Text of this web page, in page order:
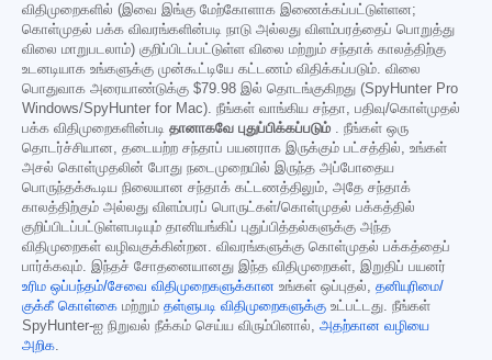
விதிமுறைகளில் (இவை இங்கு மேற்கோளாக இணைக்கப்பட்டுள்ளன;
கொள்முதல் பக்க விவரங்களின்படி நாடு அல்லது விளம்பரத்தைப் பொறுத்து
விலை மாறுபடலாம்) குறிப்பிடப்பட்டுள்ள விலை மற்றும் சந்தாக் காலத்திற்கு
உடனடியாக உங்களுக்கு முன்கூட்டியே கட்டணம் விதிக்கப்படும். விலை
பொதுவாக அரையாண்டுக்கு $79.98 இல் தொடங்குகிறது (SpyHunter Pro
Windows/SpyHunter for Mac). நீங்கள் வாங்கிய சந்தா, பதிவு/கொள்முதல்
பக்க விதிமுறைகளின்படி தானாகவே புதுப்பிக்கப்படும் . நீங்கள் ஒரு
தொடர்ச்சியான, தடையற்ற சந்தாப் பயனராக இருக்கும் பட்சத்தில், உங்கள்
அசல் கொள்முதலின் போது நடைமுறையில் இருந்த அப்போதைய
பொருந்தக்கூடிய நிலையான சந்தாக் கட்டணத்திலும், அதே சந்தாக்
காலத்திற்கும் அல்லது விளம்பரப் பொருட்கள்/கொள்முதல் பக்கத்தில்
குறிப்பிடப்பட்டுள்ளபடியும் தானியங்கிப் புதுப்பித்தல்களுக்கு அந்த
விதிமுறைகள் வழிவகுக்கின்றன. விவரங்களுக்கு கொள்முதல் பக்கத்தைப்
பார்க்கவும். இந்தச் சோதனையானது இந்த விதிமுறைகள், இறுதிப் பயனர்
உரிம ஒப்பந்தம்/சேவை விதிமுறைகளுக்கான உங்கள் ஒப்புதல், தனியுரிமை/
குக்கீ கொள்கை மற்றும் தள்ளுபடி விதிமுறைகளுக்கு உட்பட்டது. நீங்கள்
SpyHunter-ஐ நிறுவல் நீக்கம் செய்ய விரும்பினால், அதற்கான வழியை
அறிக